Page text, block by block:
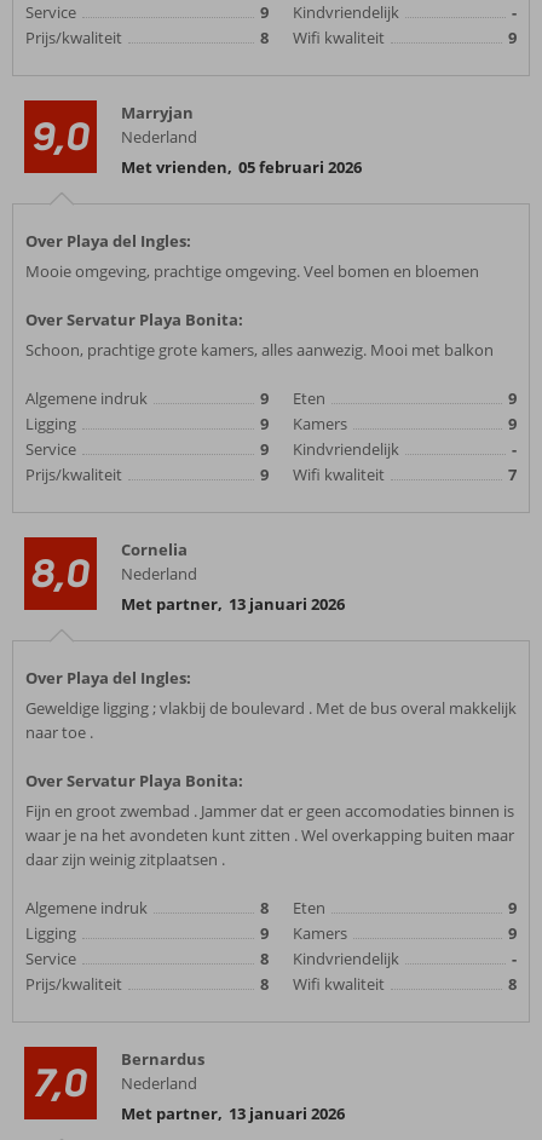
Service
9
Prijs/kwaliteit
8
Kindvriendelijk
-
Wifi kwaliteit
9
9,0
Marryjan
Nederland
Met vrienden, 05 februari 2026
Over Playa del Ingles:
Mooie omgeving, prachtige omgeving. Veel bomen en bloemen
Over Servatur Playa Bonita:
Schoon, prachtige grote kamers, alles aanwezig. Mooi met balkon
Algemene indruk
9
Ligging
9
Service
9
Prijs/kwaliteit
9
Eten
9
Kamers
9
Kindvriendelijk
-
Wifi kwaliteit
7
8,0
Cornelia
Nederland
Met partner, 13 januari 2026
Over Playa del Ingles:
Geweldige ligging ; vlakbij de boulevard . Met de bus overal makkelijk
naar toe .
Over Servatur Playa Bonita:
Fijn en groot zwembad . Jammer dat er geen accomodaties binnen is
waar je na het avondeten kunt zitten . Wel overkapping buiten maar
daar zijn weinig zitplaatsen .
Algemene indruk
8
Ligging
9
Service
8
Prijs/kwaliteit
8
Eten
9
Kamers
9
Kindvriendelijk
-
Wifi kwaliteit
8
7,0
Bernardus
Nederland
Met partner, 13 januari 2026